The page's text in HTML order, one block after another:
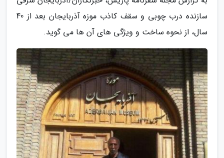
سازنده درب چوبی و سقف کاذب موزه آذربایجان بعد از 40
سال، از نحوه ساخت و ویژگی های آن ها می گوید.